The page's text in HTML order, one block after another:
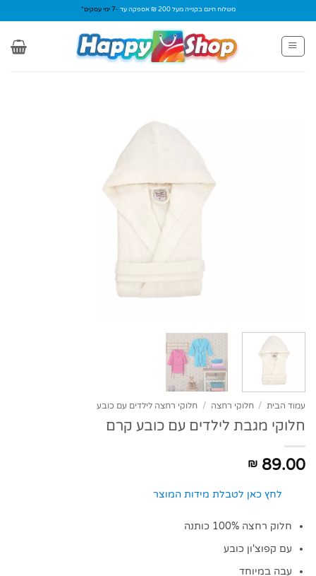
to
content
משלוח חינם בקנייה מעל 200 ₪ אספקה עד -7 ימי עסקים*
עמוד הבית / חלוקי רחצה / חלוקי רחצה לילדים עם כובע
חלוקי מגבת לילדים עם כובע קרם
₪ 89.00
לחץ כאן לטבלת מידות המוצר
חלוק רחצה 100% כותנה
עם קפוצ'ון כובע
עבה במיוחד